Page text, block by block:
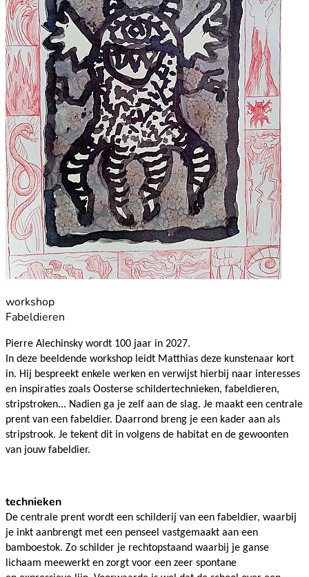
workshop
Fabeldieren
Pierre Alechinsky wordt 100 jaar in 2027.
In deze beeldende workshop leidt Matthias deze kunstenaar kort
in. Hij bespreekt enkele werken en verwijst hierbij naar interesses
en inspiraties zoals Oosterse schildertechnieken, fabeldieren,
stripstroken... Nadien ga je zelf aan de slag. Je maakt een centrale
prent van een fabeldier. Daarrond breng je een kader aan als
stripstrook. Je tekent dit in volgens de habitat en de gewoonten
van jouw fabeldier.
technieken
De centrale prent wordt een schilderij van een fabeldier, waarbij
je inkt aanbrengt met een penseel vastgemaakt aan een
bamboestok. Zo schilder je rechtopstaand waarbij je ganse
lichaam meewerkt en zorgt voor een zeer spontane